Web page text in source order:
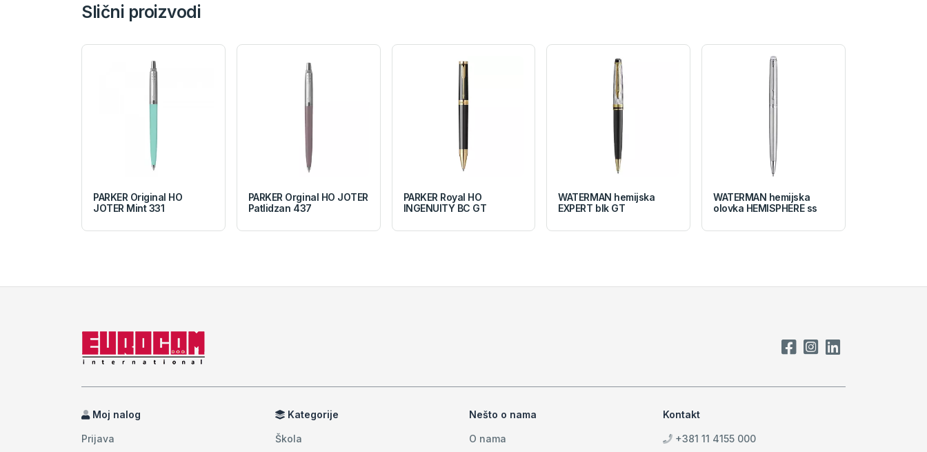
Slični proizvodi
PARKER Original HO
JOTER Mint 331
PARKER Orginal HO JOTER
Patlidzan 437
PARKER Royal HO
INGENUITY BC GT
WATERMAN hemijska
EXPERT blk GT
WATERMAN hemijska
olovka HEMISPHERE ss
Moj nalog
Prijava
Kategorije
Škola
Nešto o nama
O nama
Kontakt
+381 11 4155 000